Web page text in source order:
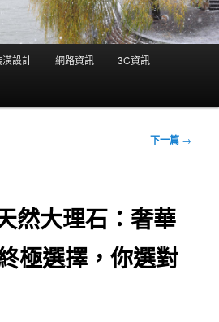
潢設計 網路資訊 3C資訊
下一篇 →
然大理石：奢華
極選擇，你選對